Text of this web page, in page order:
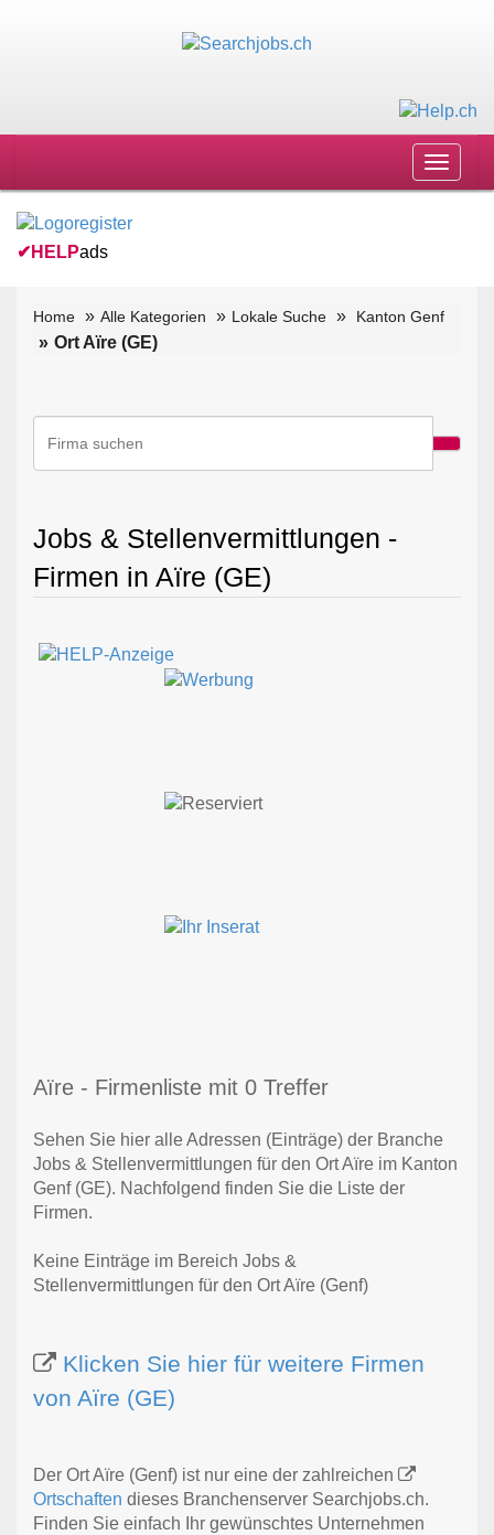
Toggle
✔ HELPads
Home Alle Kategorien Lokale Suche Kanton Genf
Ort Aïre (GE)
Jobs & Stellenvermittlungen -
Firmen in Aïre (GE)
Aïre - Firmenliste mit 0 Treffer
Sehen Sie hier alle Adressen (Einträge) der Branche
Jobs & Stellenvermittlungen für den Ort Aïre im Kanton
Genf (GE). Nachfolgend finden Sie die Liste der
Firmen.
Keine Einträge im Bereich Jobs &
Stellenvermittlungen für den Ort Aïre (Genf)
Klicken Sie hier für weitere Firmen
von Aïre (GE)
Der Ort Aïre (Genf) ist nur eine der zahlreichen
Ortschaften dieses Branchenserver Searchjobs.ch.
Finden Sie einfach Ihr gewünschtes Unternehmen